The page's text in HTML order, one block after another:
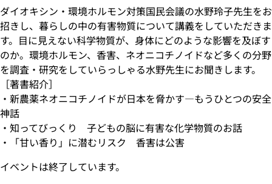
ダイオキシン・環境ホルモン対策国民会議の水野玲子先生をお
招きし、暮らしの中の有害物質について講義をしていただきま
す。目に見えない科学物質が、身体にどのような影響を及ぼす
のか。環境ホルモン、香害、ネオニコチノイドなど多くの分野
を調査・研究をしていらっしゃる水野先生にお聞きします。
［著書紹介］
・新農薬ネオニコチノイドが日本を脅かす―もうひとつの安全
神話
・知ってびっくり 子どもの脳に有害な化学物質のお話
・「甘い香り」に潜むリスク 香害は公害
イベントは終了しています。